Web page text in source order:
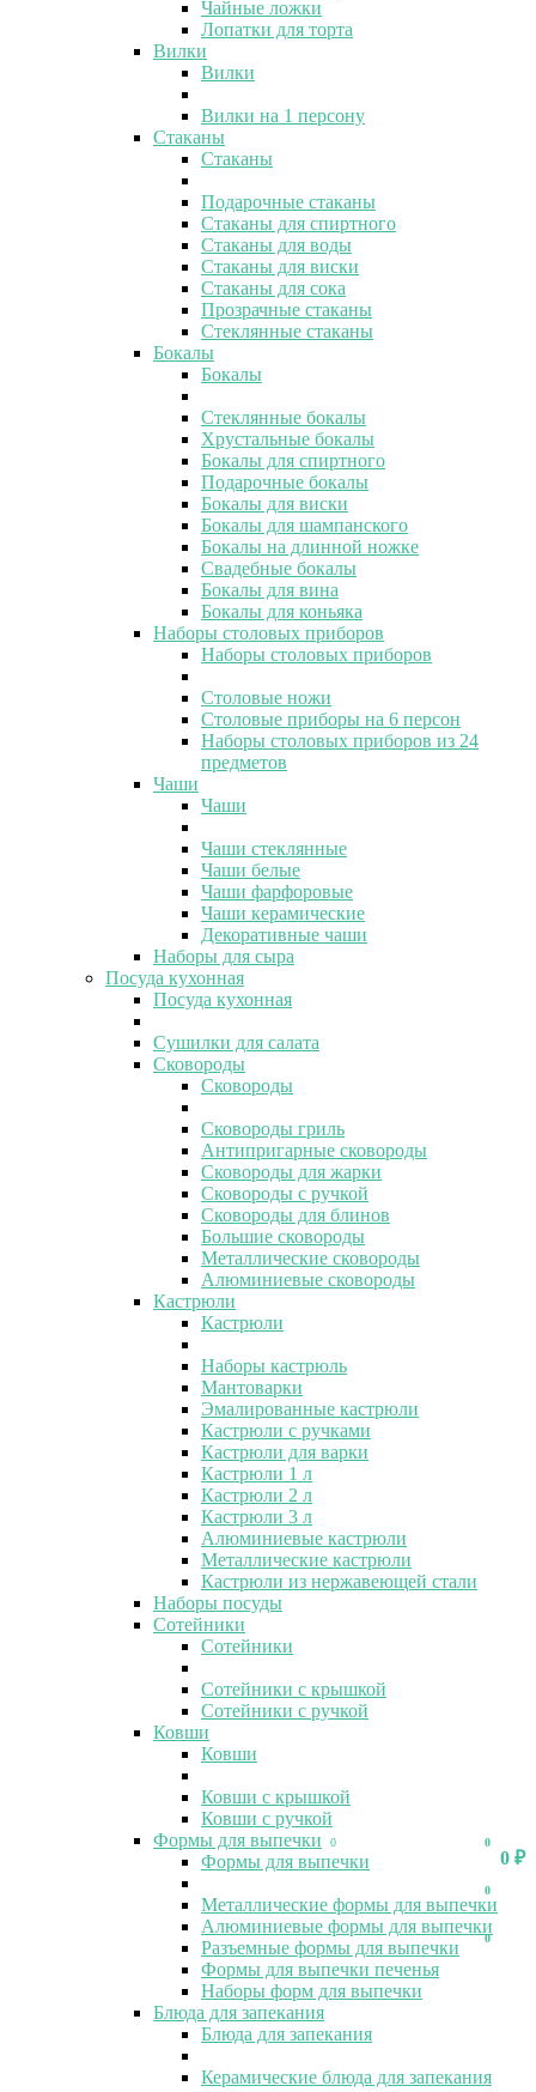
0
0 ₽
0
0
0
Чайные ложки
Лопатки для торта
Вилки
Вилки
Вилки на 1 персону
Стаканы
Стаканы
Подарочные стаканы
Стаканы для спиртного
Стаканы для воды
Стаканы для виски
Стаканы для сока
Прозрачные стаканы
Стеклянные стаканы
Бокалы
Бокалы
Стеклянные бокалы
Хрустальные бокалы
Бокалы для спиртного
Подарочные бокалы
Бокалы для виски
Бокалы для шампанского
Бокалы на длинной ножке
Свадебные бокалы
Бокалы для вина
Бокалы для коньяка
Наборы столовых приборов
Наборы столовых приборов
Столовые ножи
Столовые приборы на 6 персон
Наборы столовых приборов из 24
предметов
Чаши
Чаши
Чаши стеклянные
Чаши белые
Чаши фарфоровые
Чаши керамические
Декоративные чаши
Наборы для сыра
Посуда кухонная
Посуда кухонная
Сушилки для салата
Сковороды
Сковороды
Сковороды гриль
Антипригарные сковороды
Сковороды для жарки
Сковороды с ручкой
Сковороды для блинов
Большие сковороды
Металлические сковороды
Алюминиевые сковороды
Кастрюли
Кастрюли
Наборы кастрюль
Мантоварки
Эмалированные кастрюли
Кастрюли с ручками
Кастрюли для варки
Кастрюли 1 л
Кастрюли 2 л
Кастрюли 3 л
Алюминиевые кастрюли
Металлические кастрюли
Кастрюли из нержавеющей стали
Наборы посуды
Сотейники
Сотейники
Сотейники с крышкой
Сотейники с ручкой
Ковши
Ковши
Ковши с крышкой
Ковши с ручкой
Формы для выпечки
Формы для выпечки
Металлические формы для выпечки
Алюминиевые формы для выпечки
Разъемные формы для выпечки
Формы для выпечки печенья
Наборы форм для выпечки
Блюда для запекания
Блюда для запекания
Керамические блюда для запекания